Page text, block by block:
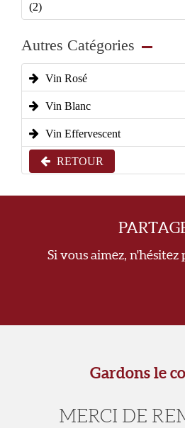
(2)
Autres Catégories
Vin Rosé
Vin Blanc
Vin Effervescent
RETOUR
Si vous aimez, n'hésitez
Gardons le
MERCI DE